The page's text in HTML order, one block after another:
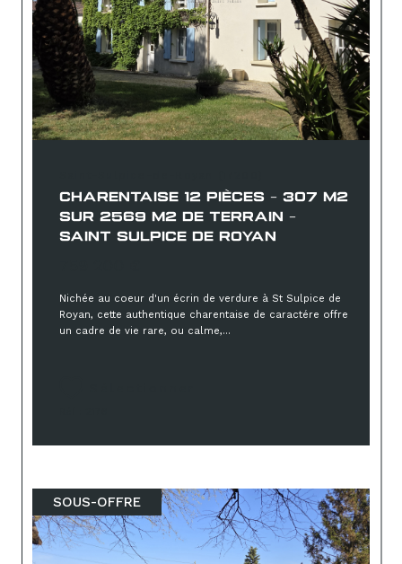
CHARENTAISE 12 PIÈCES - 307 M2
SUR 2569 M2 DE TERRAIN -
SAINT SULPICE DE ROYAN
Nichée au coeur d'un écrin de verdure à St Sulpice de
Royan, cette authentique charentaise de caractére offre
un cadre de vie rare, ou calme,...
SOUS-OFFRE